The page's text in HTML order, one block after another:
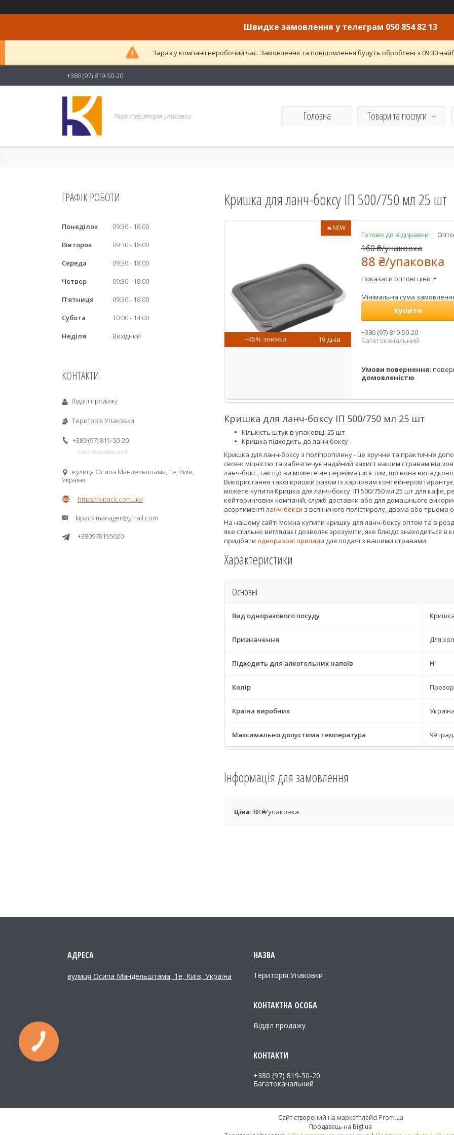
Швидке замовлення у телеграм 050 854 82 13
Зараз у компанії неробочий час. Замовлення та повідомлення будуть оброблені з 09:30
+380 (97) 819-50-20
Твоя територія упаковки Головна Товари та послуги
Кришка для ланч-боксу ІП 500/750 мл 25 шт
–45% 19 днів
🔥NEW
Готово до відправки
160 ₴/упаковка
88 ₴/упаковка
Показати оптові ціни
Мінімальна сума
Купити
+380 (97) 819-50-20
Багатоканальний
домовленістю
Кришка для ланч-боксу ІП 500/750 мл 25 шт
Кількість штук в упаковці: 25 шт.
Кришка підходить до ланч боксу -
Кришка для ланч-боксу з поліпропілену - це зручне та практичне
своєю міцністю та забезпечує надійний захист вашим стравам від
ланч-бокс, так що ви можете не перейматися тим, що вона
Використання такої кришки разом із харчовим контейнером
можете купити Кришка для ланч-боксу ІП 500/750 мл 25 шт для кафе,
кейтерингових компаній, служб доставки або для домашнього
асортиментіланч-бокси з вспіниного полістиролу, двома або трьома
На нашому сайті можна купити кришку для ланч-боксу оптом та в
яке стильно виглядає і дозволяє зрозуміти, яке блюдо знаходиться
придбати одноразові прилади для подачі з вашими стравами.
Характеристики
Основні
Вид одноразового посуду
Призначення Для
Підходить для алкогольних напоїв Ні
Колір
Країна виробник Україна
Максимально допустима температура 99 град.
Інформація для замовлення
Ціна: 88 ₴/упаковка
ГРАФІК РОБОТИ
Понеділок 09:30
18:00
Вівторок
09:30
18:00
Середа
09:30
18:00
Четвер
09:30
18:00
Пʼятниця
09:30
18:00
Субота
10:00
14:00
Неділя
Вихідний
КОНТАКТИ
Відділ продажу
Територія Упаковки
+380 (97) 819-50-20
Багатоканальний
вулиця Осипа Мандельштама, 1е, Київ,
Україна
https://kipack.com.ua/
kipack.manager@gmail.com
+380978195020
вулиця Осипа Мандельштама, 1е, Київ, Україна Територія Упаковки
Відділ продажу
+380 (97) 819-50-20
Багатоканальний
Сайт створений на маркетплейсі Prom.ua
Продавець на Bigl.ua
КНОПКА
ЗВ'ЯЗКУ